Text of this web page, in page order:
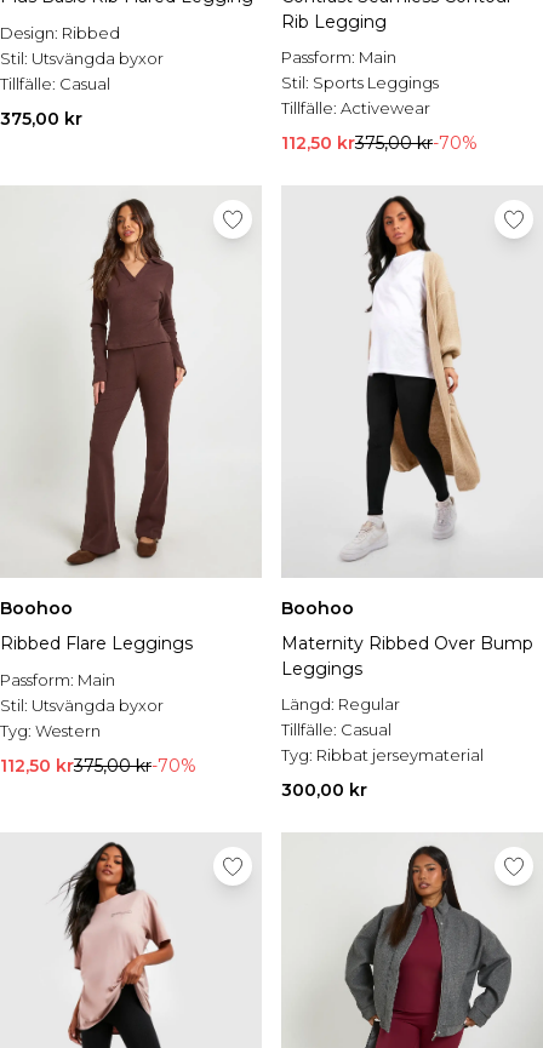
Design: Ribbed
Stil: Utsvängda byxor
Tillfälle: Casual
375,00 kr
Rib Legging
Passform: Main
Stil: Sports Leggings
Tillfälle: Activewear
112,50 kr375,00 kr-70%
Boohoo
Ribbed Flare Leggings
Passform: Main
Stil: Utsvängda byxor
Tyg: Western
112,50 kr375,00 kr-70%
Boohoo
Maternity Ribbed Over Bump
Leggings
Längd: Regular
Tillfälle: Casual
Tyg: Ribbat jerseymaterial
300,00 kr